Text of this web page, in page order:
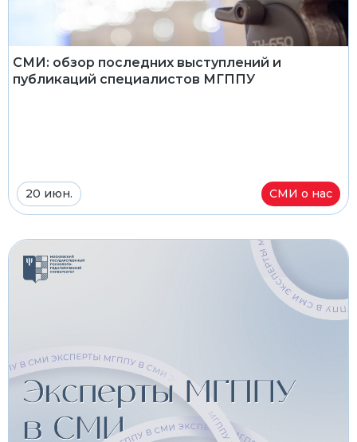
СМИ: обзор последних выступлений и
публикаций специалистов МГППУ
20 июн. СМИ о нас